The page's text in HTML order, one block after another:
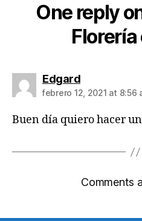
One reply
Florería
Edgardsays:
febrero 12, 2021 at 8:56
Buen día quiero hacer
Comments